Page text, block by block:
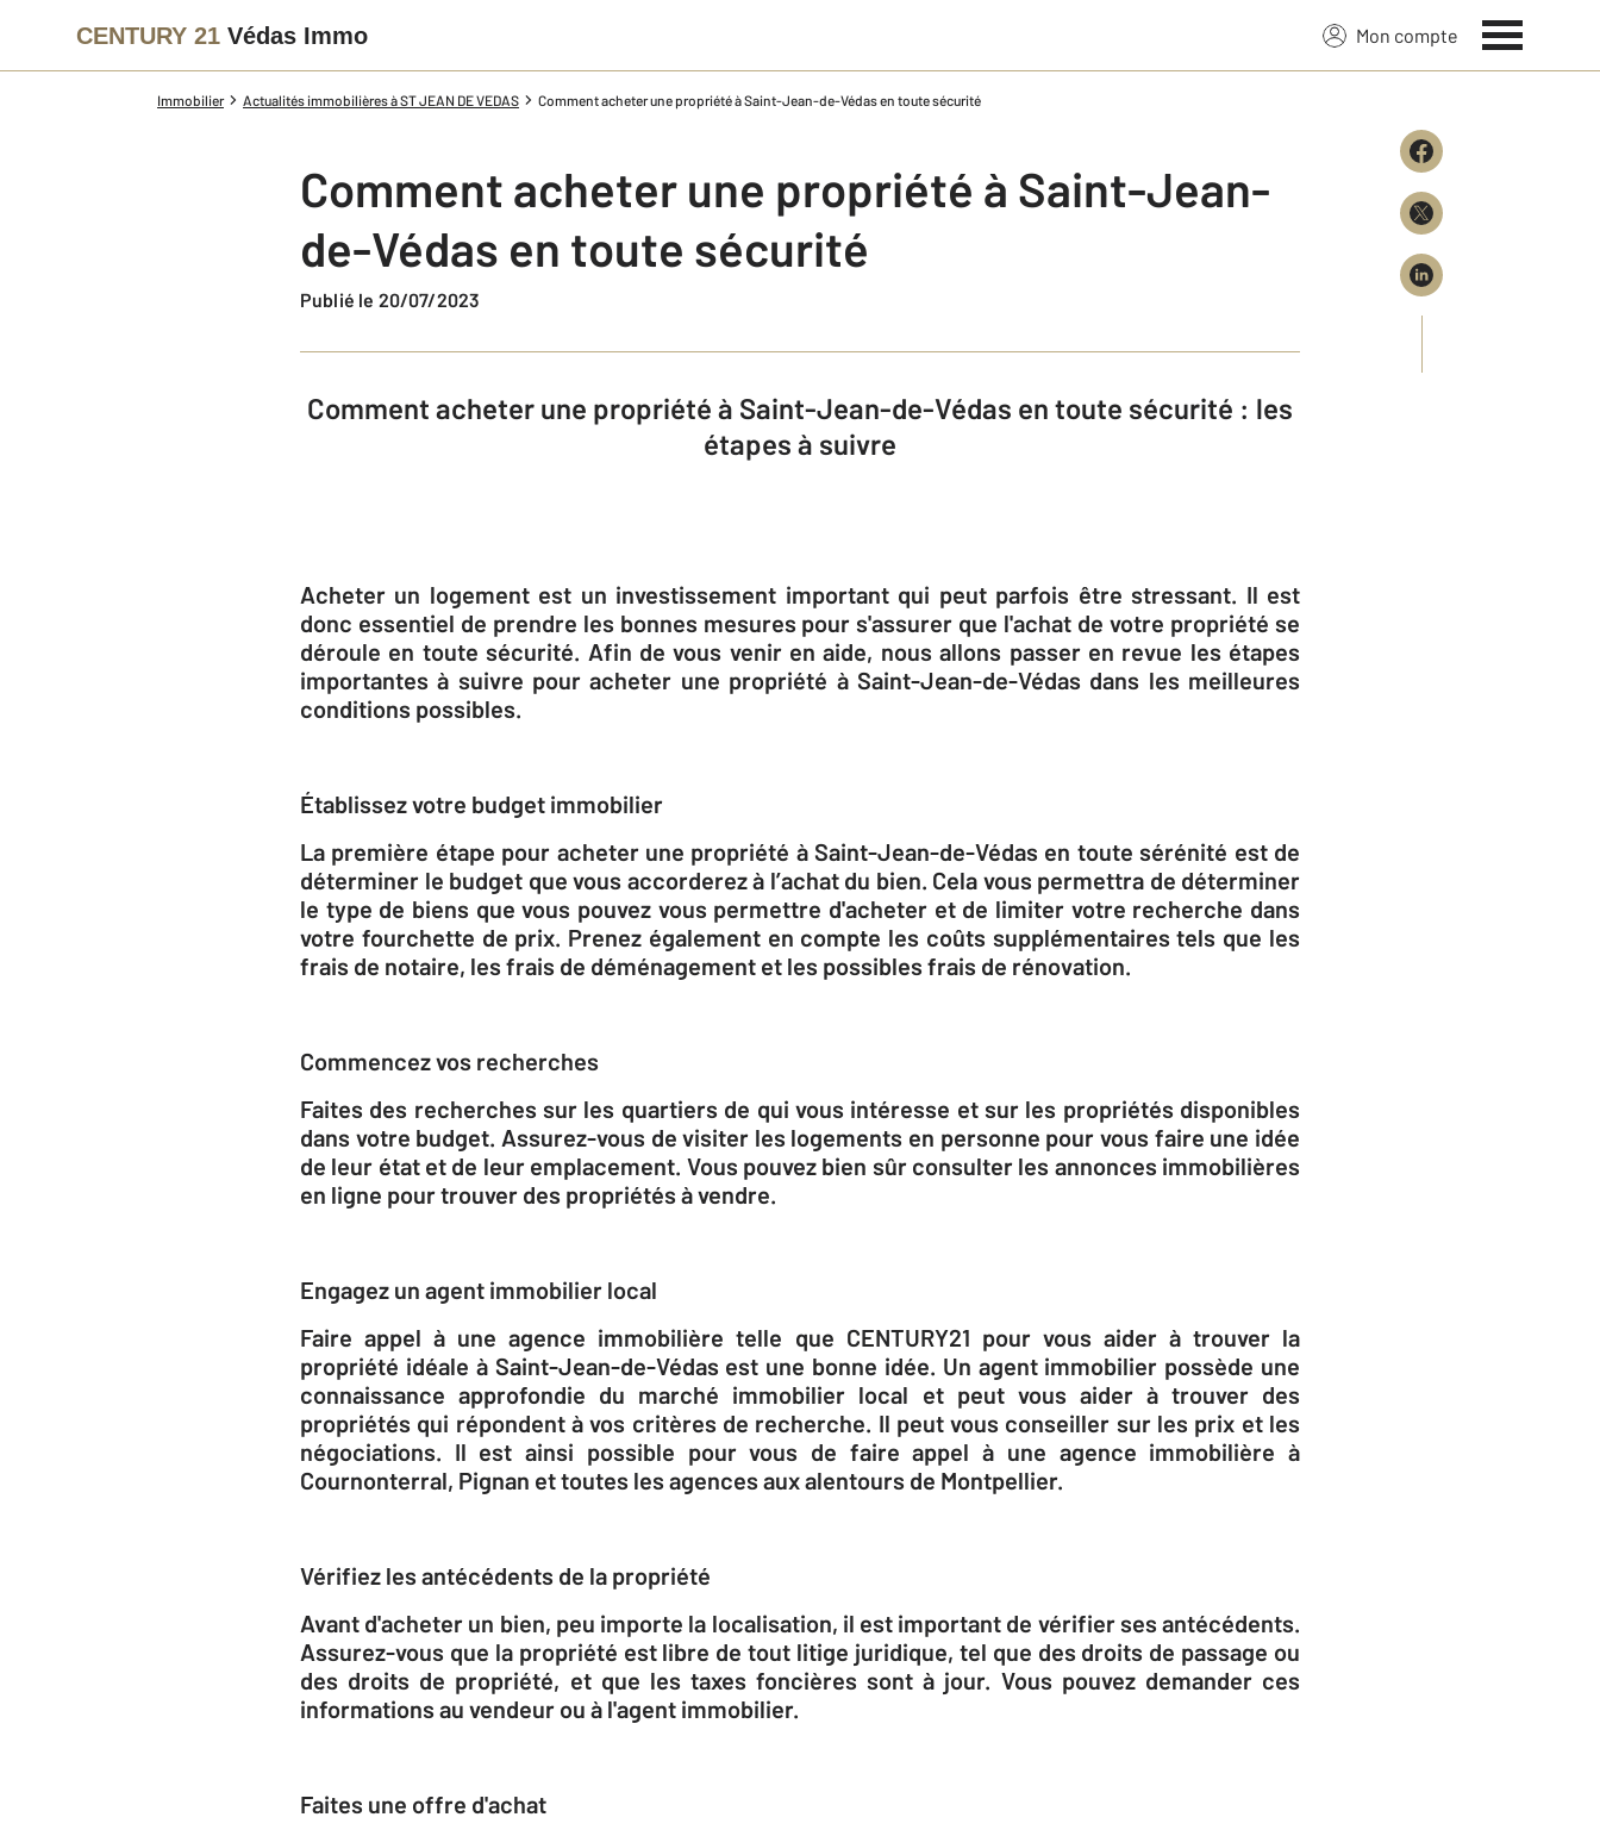
CENTURY 21 Védas Immo Mon compte
Immobilier Actualités immobilières à ST JEAN DE VEDAS Comment acheter une propriété à Saint-Jean-de-Védas en toute sécurité
Comment acheter une propriété à Saint-Jean-
de-Védas en toute sécurité
Publié le 20/07/2023
Comment acheter une propriété à Saint-Jean-de-Védas en toute sécurité : les
étapes à suivre
Acheter un logement est un investissement important qui peut parfois être stressant. Il est
donc essentiel de prendre les bonnes mesures pour s'assurer que l'achat de votre propriété se
déroule en toute sécurité. Afin de vous venir en aide, nous allons passer en revue les étapes
importantes à suivre pour acheter une propriété à Saint-Jean-de-Védas dans les meilleures
conditions possibles.
Établissez votre budget immobilier
La première étape pour acheter une propriété à Saint-Jean-de-Védas en toute sérénité est de
déterminer le budget que vous accorderez à l’achat du bien. Cela vous permettra de déterminer
le type de biens que vous pouvez vous permettre d'acheter et de limiter votre recherche dans
votre fourchette de prix. Prenez également en compte les coûts supplémentaires tels que les
frais de notaire, les frais de déménagement et les possibles frais de rénovation.
Commencez vos recherches
Faites des recherches sur les quartiers de qui vous intéresse et sur les propriétés disponibles
dans votre budget. Assurez-vous de visiter les logements en personne pour vous faire une idée
de leur état et de leur emplacement. Vous pouvez bien sûr consulter les annonces immobilières
en ligne pour trouver des propriétés à vendre.
Engagez un agent immobilier local
Faire appel à une agence immobilière telle que CENTURY21 pour vous aider à trouver la
propriété idéale à Saint-Jean-de-Védas est une bonne idée. Un agent immobilier possède une
connaissance approfondie du marché immobilier local et peut vous aider à trouver des
propriétés qui répondent à vos critères de recherche. Il peut vous conseiller sur les prix et les
négociations. Il est ainsi possible pour vous de faire appel à une agence immobilière à
Cournonterral, Pignan et toutes les agences aux alentours de Montpellier.
Vérifiez les antécédents de la propriété
Avant d'acheter un bien, peu importe la localisation, il est important de vérifier ses antécédents.
Assurez-vous que la propriété est libre de tout litige juridique, tel que des droits de passage ou
des droits de propriété, et que les taxes foncières sont à jour. Vous pouvez demander ces
informations au vendeur ou à l'agent immobilier.
Faites une offre d'achat